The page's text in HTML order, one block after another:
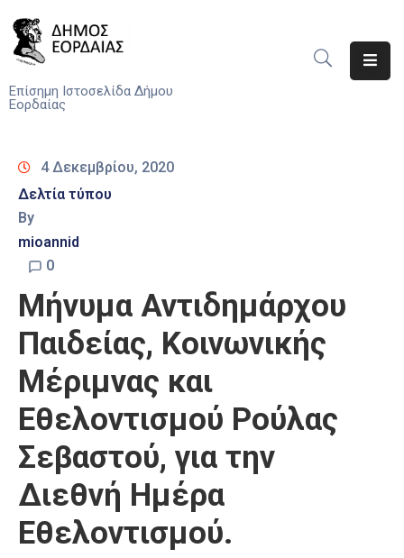
Επίσημη Ιστοσελίδα Δήμου
Εορδαίας
Υπηρεσίες
Του
Δήμου
Προσκλήσεις
Αποφάσεις
Τηλέφωνα
Καιρός
4 Δεκεμβρίου, 2020
Δελτία τύπου
By
mioannid
0
Μήνυμα Αντιδημάρχου
Παιδείας, Κοινωνικής
Μέριμνας και
Εθελοντισμού Ρούλας
Σεβαστού, για την
Διεθνή Ημέρα
Εθελοντισμού.